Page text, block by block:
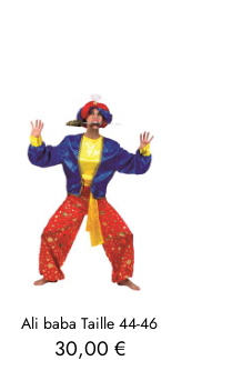
Ali baba Taille 44-46
30,00 €